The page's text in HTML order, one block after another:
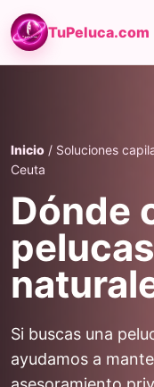
TuPeluca.com
Inicio / Soluciones
Ceuta
Dónde
Si buscas una
ayudamos a